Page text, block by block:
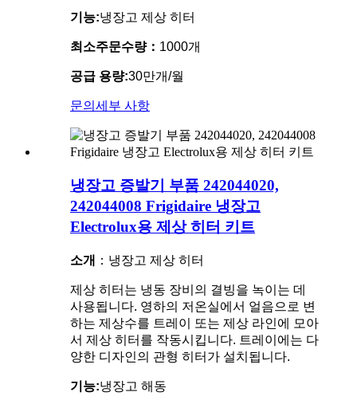
기능:냉장고 제상 히터
최소주문수량： 1000개
공급 용량:30만개/월
문의 세부 사항
냉장고 증발기 부품 242044020,
242044008 Frigidaire 냉장고
Electrolux용 제상 히터 키트
소개 ：냉장고 제상 히터
제상 히터는 냉동 장비의 결빙을 녹이는 데
사용됩니다. 영하의 저온실에서 얼음으로 변
하는 제상수를 트레이 또는 제상 라인에 모아
서 제상 히터를 작동시킵니다. 트레이에는 다
양한 디자인의 관형 히터가 설치됩니다.
기능:냉장고 해동